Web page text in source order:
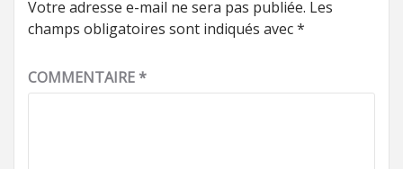
Votre adresse e-mail ne sera pas publiée. Les
champs obligatoires sont indiqués avec*
COMMENTAIRE*